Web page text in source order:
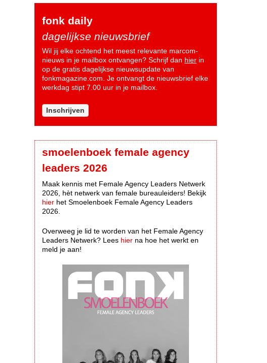
fonk daily
dagelijkse nieuwsbrief
Wil jij elke ochtend het meest relevante marcom-
nieuws in je mailbox ontvangen? Schrijf dan hier in
op de gratis dagelijkse nieuwsupdate van
fonkmagazine.com. Je ontvangt de nieuwsbrief elke
werkdag stipt 7.00 uur in je mailbox.
Inschrijven
smoelenboek female agency
leaders 2026
Maak kennis met Female Agency Leaders Netwerk
2026, hèt netwerk van female bureauleiders! Bekijk
hier het Smoelenboek Female Agency Leaders
2026.
Overweeg je lid te worden van het Female Agency
Leaders Netwerk? Lees hier na hoe het werkt en
meld je aan!